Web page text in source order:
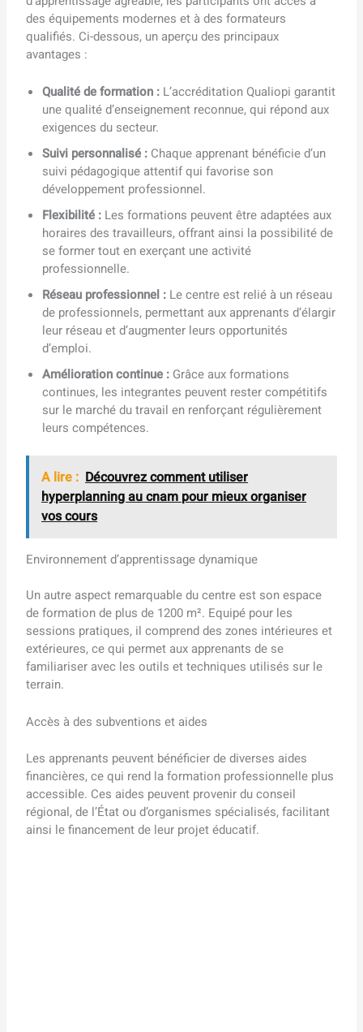
des équipements modernes et à des formateurs
qualifiés. Ci-dessous, un aperçu des principaux
avantages :
Qualité de formation : L’accréditation Qualiopi garantit
une qualité d’enseignement reconnue, qui répond aux
exigences du secteur.
Suivi personnalisé : Chaque apprenant bénéficie d’un
suivi pédagogique attentif qui favorise son
développement professionnel.
Flexibilité : Les formations peuvent être adaptées aux
horaires des travailleurs, offrant ainsi la possibilité de
se former tout en exerçant une activité
professionnelle.
Réseau professionnel : Le centre est relié à un réseau
de professionnels, permettant aux apprenants d’élargir
leur réseau et d’augmenter leurs opportunités
d’emploi.
Amélioration continue : Grâce aux formations
continues, les integrantes peuvent rester compétitifs
sur le marché du travail en renforçant régulièrement
leurs compétences.
A lire : Découvrez comment utiliser
hyperplanning au cnam pour mieux organiser
vos cours
Environnement d’apprentissage dynamique
Un autre aspect remarquable du centre est son espace
de formation de plus de 1200 m². Equipé pour les
sessions pratiques, il comprend des zones intérieures et
extérieures, ce qui permet aux apprenants de se
familiariser avec les outils et techniques utilisés sur le
terrain.
Accès à des subventions et aides
Les apprenants peuvent bénéficier de diverses aides
financières, ce qui rend la formation professionnelle plus
accessible. Ces aides peuvent provenir du conseil
régional, de l’État ou d’organismes spécialisés, facilitant
ainsi le financement de leur projet éducatif.